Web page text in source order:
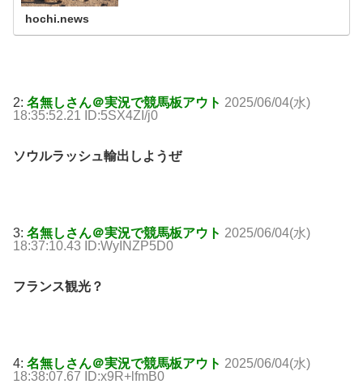
hochi.news
2: 名無しさん＠実況で競馬板アウト 2025/06/04(水)
18:35:52.21 ID:5SX4ZI/j0
ソウルラッシュ輸出しようぜ
3: 名無しさん＠実況で競馬板アウト 2025/06/04(水)
18:37:10.43 ID:WyINZP5D0
フランス観光？
4: 名無しさん＠実況で競馬板アウト 2025/06/04(水)
18:38:07.67 ID:x9R+lfmB0